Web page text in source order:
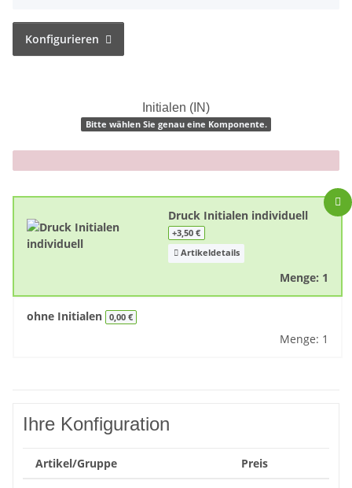
Konfigurieren
Initialen (IN)
Bitte wählen Sie genau eine Komponente.
x
Druck Initialen individuell
+3,50 €
Artikeldetails
Menge: 1
ohne Initialen 0,00 €
Menge: 1
Ihre Konfiguration
Artikel/Gruppe Preis